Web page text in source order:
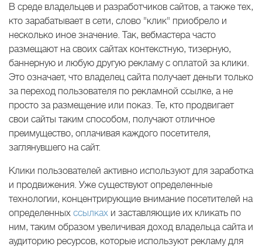
В среде владельцев и разработчиков сайтов, а также тех,
кто зарабатывает в сети, слово "клик" приобрело и
несколько иное значение. Так, вебмастера часто
размещают на своих сайтах контекстную, тизерную,
баннерную и любую другую рекламу с оплатой за клики.
Это означает, что владелец сайта получает деньги только
за переход пользователя по рекламной ссылке, а не
просто за размещение или показ. Те, кто продвигает
свои сайты таким способом, получают отличное
преимущество, оплачивая каждого посетителя,
заглянувшего на сайт.
Клики пользователей активно используют для заработка
и продвижения. Уже существуют определенные
технологии, концентрирующие внимание посетителей на
определенных ссылках и заставляющие их кликать по
ним, таким образом увеличивая доход владельца сайта и
аудиторию ресурсов, которые используют рекламу для